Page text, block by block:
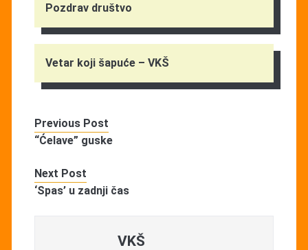
Pozdrav društvo
Vetar koji šapuće – VKŠ
Previous Post
“Ćelave” guske
Next Post
‘Spas’ u zadnji čas
VKŠ